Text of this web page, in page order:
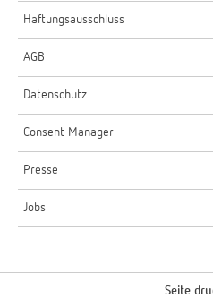
Haftungsausschluss
AGB
Datenschutz
Consent Manager
Presse
Jobs
Seite